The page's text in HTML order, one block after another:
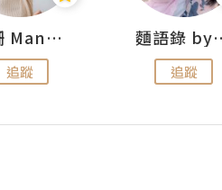
文珊 ManShan
追蹤
麵語
追蹤